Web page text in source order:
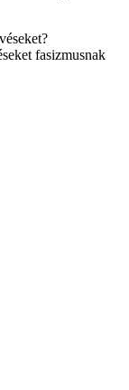
fasizmusnak